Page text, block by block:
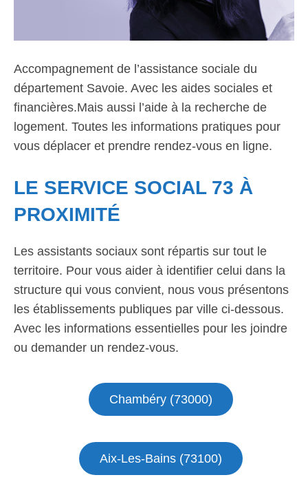
Accompagnement de l’assistance sociale du
département Savoie. Avec les aides sociales et
financières.Mais aussi l’aide à la recherche de
logement. Toutes les informations pratiques pour
vous déplacer et prendre rendez-vous en ligne.
LE SERVICE SOCIAL 73 À
PROXIMITÉ
Les assistants sociaux sont répartis sur tout le
territoire. Pour vous aider à identifier celui dans la
structure qui vous convient, nous vous présentons
les établissements publiques par ville ci-dessous.
Avec les informations essentielles pour les joindre
ou demander un rendez-vous.
Chambéry (73000)
Aix-Les-Bains (73100)